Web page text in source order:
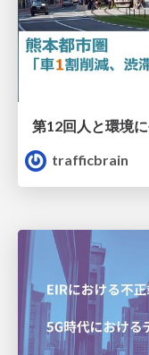
trafficbrain